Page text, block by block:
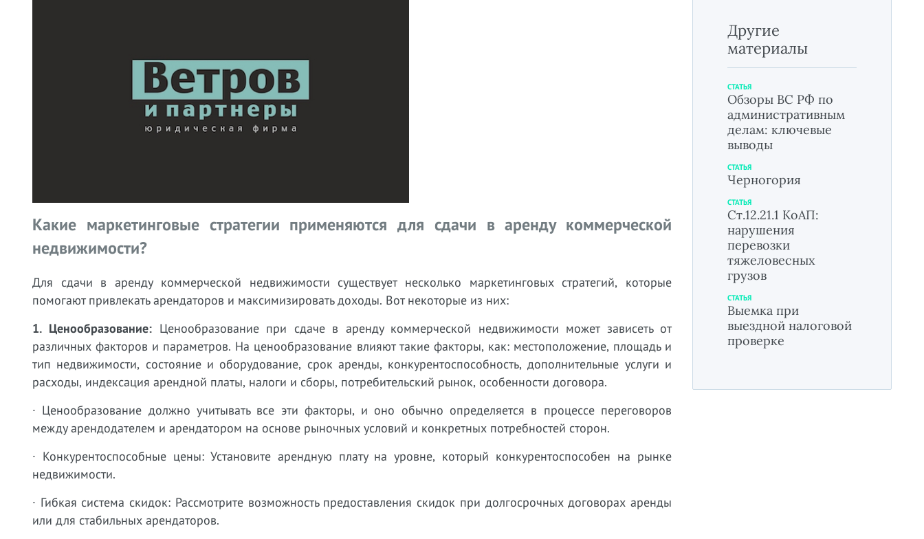
Какие маркетинговые стратегии применяются для сдачи в аренду коммерческой
недвижимости?
Для сдачи в аренду коммерческой недвижимости существует несколько маркетинговых стратегий, которые
помогают привлекать арендаторов и максимизировать доходы. Вот некоторые из них:
1. Ценообразование: Ценообразование при сдаче в аренду коммерческой недвижимости может зависеть от
различных факторов и параметров. На ценообразование влияют такие факторы, как: местоположение, площадь и
тип недвижимости, состояние и оборудование, срок аренды, конкурентоспособность, дополнительные услуги и
расходы, индексация арендной платы, налоги и сборы, потребительский рынок, особенности договора.
· Ценообразование должно учитывать все эти факторы, и оно обычно определяется в процессе переговоров
между арендодателем и арендатором на основе рыночных условий и конкретных потребностей сторон.
· Конкурентоспособные цены: Установите арендную плату на уровне, который конкурентоспособен на рынке
недвижимости.
· Гибкая система скидок: Рассмотрите возможность предоставления скидок при долгосрочных договорах аренды
или для стабильных арендаторов.
Другие
материалы
СТАТЬЯ
Обзоры ВС РФ по
административным
делам: ключевые
выводы
СТАТЬЯ
Черногория
СТАТЬЯ
Ст.12.21.1 КоАП:
нарушения
перевозки
тяжеловесных
грузов
СТАТЬЯ
Выемка при
выездной налоговой
проверке